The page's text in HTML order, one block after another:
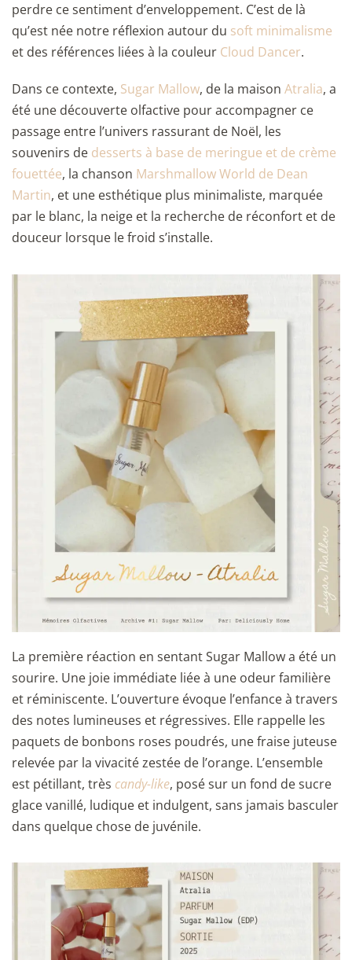
perdre ce sentiment d’enveloppement. C’est de là
qu’est née notre réflexion autour du soft minimalisme
et des références liées à la couleur Cloud Dancer.
Dans ce contexte, Sugar Mallow, de la maison Atralia, a
été une découverte olfactive pour accompagner ce
passage entre l’univers rassurant de Noël, les
souvenirs de desserts à base de meringue et de crème
fouettée, la chanson Marshmallow World de Dean
Martin, et une esthétique plus minimaliste, marquée
par le blanc, la neige et la recherche de réconfort et de
douceur lorsque le froid s’installe.
La première réaction en sentant Sugar Mallow a été un
sourire. Une joie immédiate liée à une odeur familière
et réminiscente. L’ouverture évoque l’enfance à travers
des notes lumineuses et régressives. Elle rappelle les
paquets de bonbons roses poudrés, une fraise juteuse
relevée par la vivacité zestée de l’orange. L’ensemble
est pétillant, très candy-like, posé sur un fond de sucre
glace vanillé, ludique et indulgent, sans jamais basculer
dans quelque chose de juvénile.